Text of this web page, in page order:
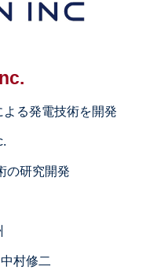
る発電技術を開発
の研究開発
村修二